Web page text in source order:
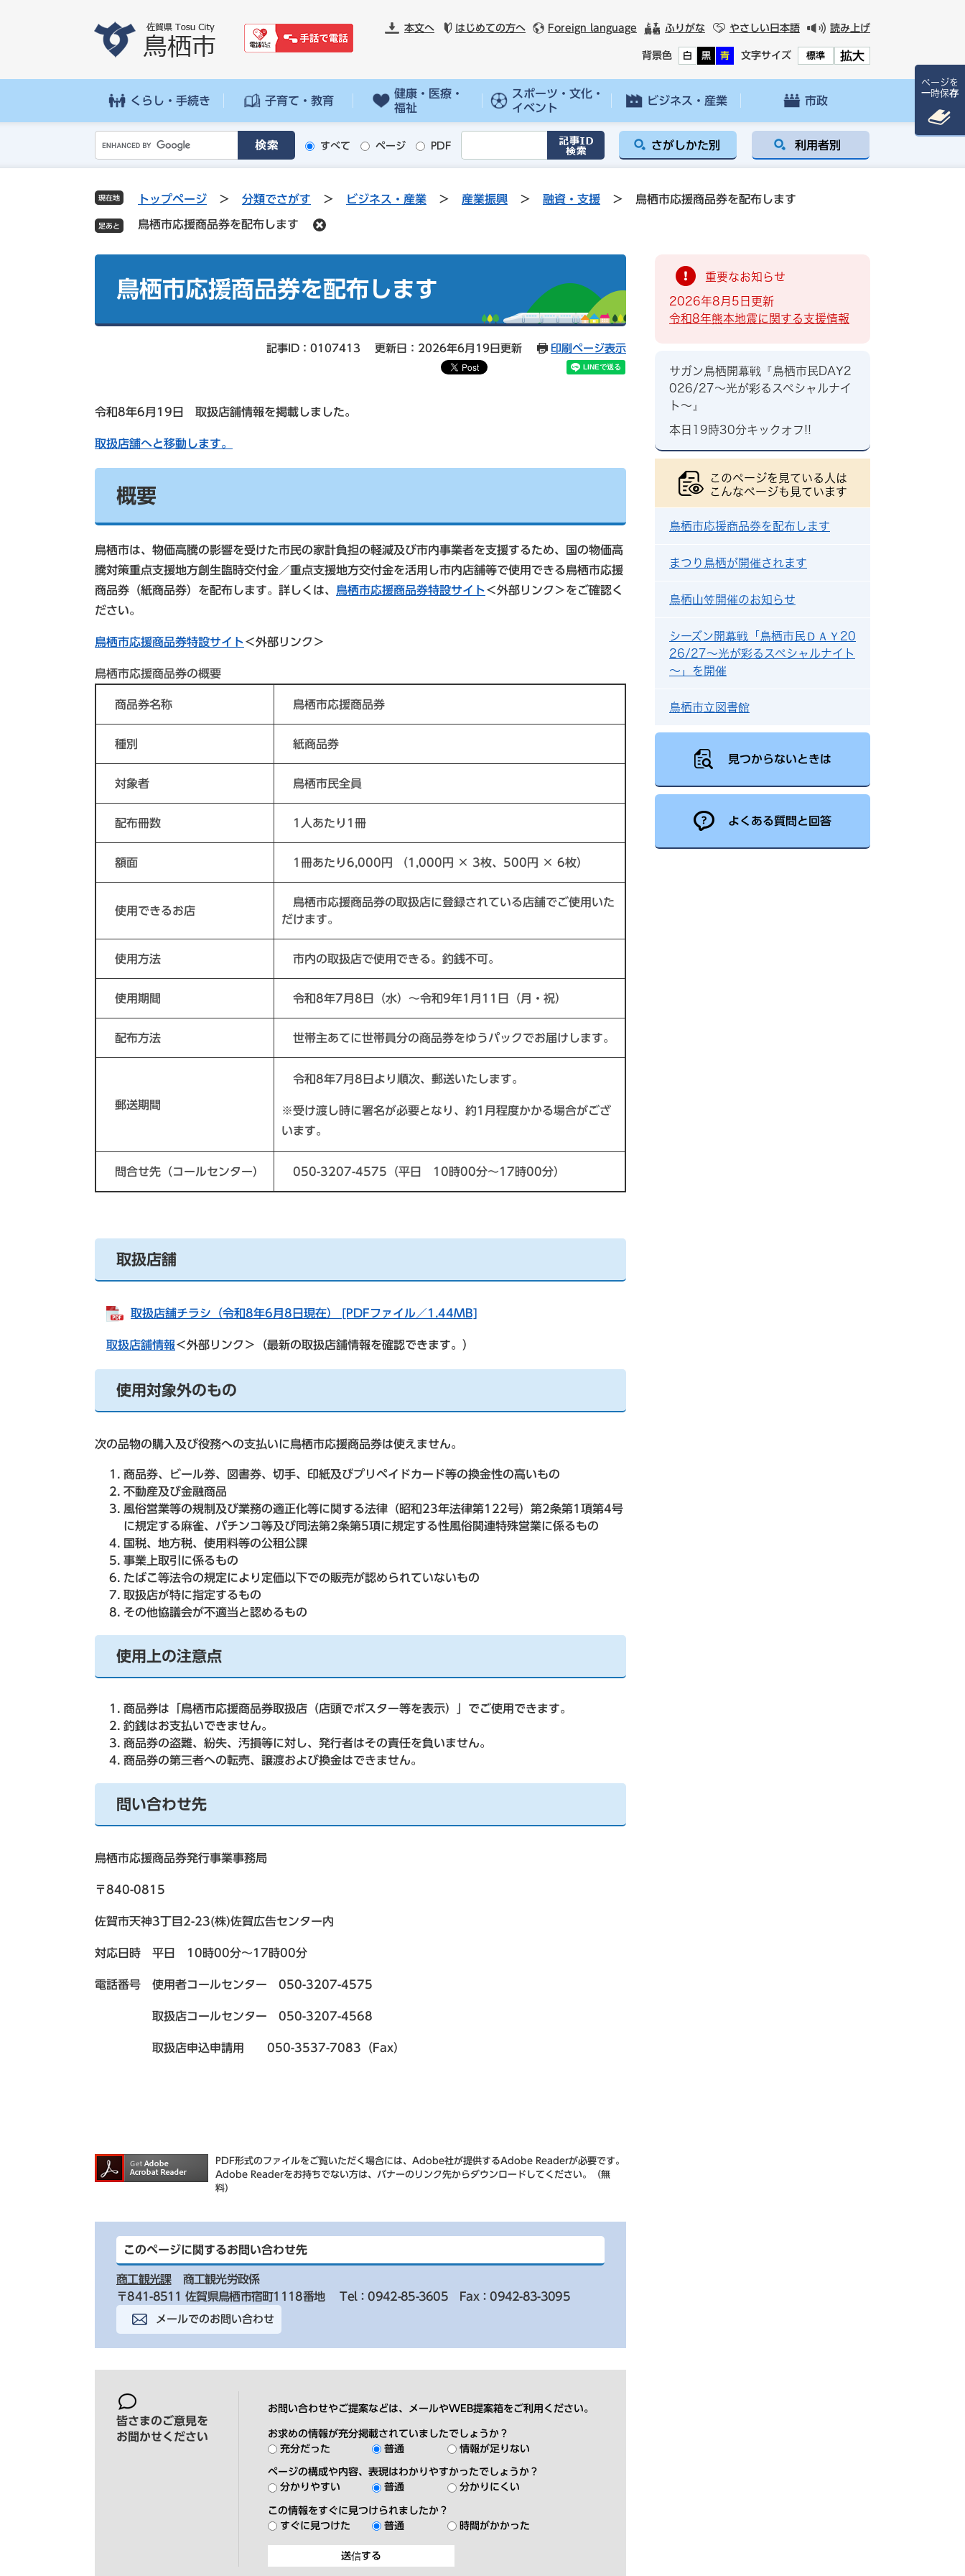
先
を
本文へ はじめての方へ Foreign language ふりがな やさしい日本語 読み上げ
背景色 白 黒 青 文字サイズ 標準 拡大
くらし・手続き 子育て・教育
健康・医療・
福祉
スポーツ・文化・
イベント
ビジネス・産業 市政
o
g
l
e
ス
索
すべて ページ PDF さがしかた別 利用者別
現在地 トップページ > 分類でさがす > ビジネス・産業 > 産業振興 > 融資・支援 > 鳥栖市応援商品券を配布します
鳥栖市応援商品券を配布します
鳥栖市応援商品券を配布します
記事ID：0107413 更新日：2026年6月19日更新 印刷ページ表示
令和8年6月19日 取扱店舗情報を掲載しました。
取扱店舗へと移動します。
概要
鳥栖市は、物価高騰の影響を受けた市民の家計負担の軽減及び市内事業者を支援するため、国の物価高
騰対策重点支援地方創生臨時交付金／重点支援地方交付金を活用し市内店舗等で使用できる鳥栖市応援
商品券（紙商品券）を配布します。詳しくは、 鳥栖市応援商品券特設サイト＜外部リンク＞をご確認く
ださい。
鳥栖市応援商品券特設サイト＜外部リンク＞
鳥栖市応援商品券の概要
商品券名称 鳥栖市応援商品券
種別 紙商品券
対象者 鳥栖市民全員
配布冊数 1人あたり1冊
額面 1冊あたり6,000円 （1,000円 × 3枚、500円 × 6枚）
使用できるお店
鳥栖市応援商品券の取扱店に登録されている店舗でご使用いた
だけます。
使用方法 市内の取扱店で使用できる。釣銭不可。
使用期間 令和8年7月8日（水）～令和9年1月11日（月・祝）
配布方法 世帯主あてに世帯員分の商品券をゆうパックでお届けします。
郵送期間
令和8年7月8日より順次、郵送いたします。
※受け渡し時に署名が必要となり、約1月程度かかる場合がござ
います。
問合せ先（コールセンター） 050-3207-4575（平日 10時00分～17時00分）
取扱店舗
取扱店舗チラシ（令和8年6月8日現在） [PDFファイル／1.44MB]
取扱店舗情報＜外部リンク＞ （最新の取扱店舗情報を確認できます。）
使用対象外のもの
次の品物の購入及び役務への支払いに鳥栖市応援商品券は使えません。
商品券、ビール券、図書券、切手、印紙及びプリペイドカード等の換金性の高いもの
不動産及び金融商品
風俗営業等の規制及び業務の適正化等に関する法律（昭和23年法律第122号）第2条第1項第4号
に規定する麻雀、パチンコ等及び同法第2条第5項に規定する性風俗関連特殊営業に係るもの
国税、地方税、使用料等の公租公課
事業上取引に係るもの
たばこ等法令の規定により定価以下での販売が認められていないもの
取扱店が特に指定するもの
その他協議会が不適当と認めるもの
使用上の注意点
商品券は「鳥栖市応援商品券取扱店（店頭でポスター等を表示）」でご使用できます。
釣銭はお支払いできません。
商品券の盗難、紛失、汚損等に対し、発行者はその責任を負いません。
商品券の第三者への転売、譲渡および換金はできません。
問い合わせ先
鳥栖市応援商品券発行事業事務局
〒840-0815
佐賀市天神3丁目2-23(株)佐賀広告センター内
対応日時 平日 10時00分～17時00分
電話番号 使用者コールセンター 050-3207-4575
取扱店コールセンター 050-3207-4568
取扱店申込申請用 050-3537-7083（Fax）
PDF形式のファイルをご覧いただく場合には、Adobe社が提供するAdobe Readerが必要です。
Adobe Readerをお持ちでない方は、バナーのリンク先からダウンロードしてください。（無
料）
このページに関するお問い合わせ先
商工観光課
商工観光労政係
〒841-8511 佐賀県鳥栖市宿町1118番地
Tel：0942-85-3605 Fax：0942-83-3095
メールでのお問い合わせ
皆さまのご意見を
お聞かせください
お問い合わせやご提案などは、メールやWEB提案箱をご利用ください。
お求めの情報が充分掲載されていましたでしょうか？
充分だった
普通 情報が足りない
ページの構成や内容、表現はわかりやすかったでしょうか？
分かりやすい
普通 分かりにくい
この情報をすぐに見つけられましたか？
すぐに見つけた
普通 時間がかかった
重要なお知らせ
2026年8月5日更新
令和8年熊本地震に関する支援情報
サガン鳥栖開幕戦『鳥栖市民DAY2
026/27～光が彩るスペシャルナイ
ト～』
本日19時30分キックオフ!!
このページを見ている人は
こんなページも見ています
鳥栖市応援商品券を配布します
まつり鳥栖が開催されます
鳥栖山笠開催のお知らせ
シーズン開幕戦「鳥栖市民ＤＡＹ20
26/27～光が彩るスペシャルナイト
～」を開催
鳥栖市立図書館
見つからないときは
よくある質問と回答
ページを
一時保存